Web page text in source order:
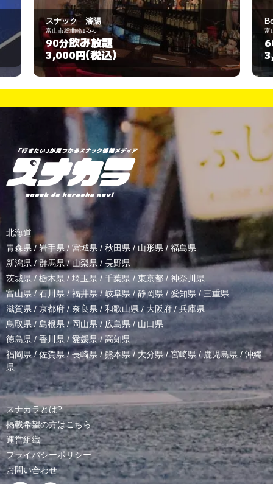
Boys&Girls
富山市総曲輪1-86
60分飲み放題
3,000円(税込)
北海道
青森県 / 岩手県/ 宮城県 / 秋田県 / 山形県/ 福島県
新潟県 /群馬県/山梨県 / 長野県
茨城県 / 栃木県 / 埼玉県 / 千葉県 / 東京都 / 神奈川県
富山県 /石川県/福井県/岐阜県 / 静岡県 / 愛知県 / 三重県
滋賀県 / 京都府 / 奈良県 / 和歌山県/ 大阪府 /兵庫県
鳥取県/ 島根県 /岡山県/ 広島県 / 山口県
徳島県 /香川県 / 愛媛県/高知県
福岡県/佐賀県/長崎県 /熊本県/ 大分県/宮崎県 /鹿児島県 / 沖縄
県
スナカラとは?
掲載希望の方はこちら
運営組織
プライバシーポリシー
お問い合わせ